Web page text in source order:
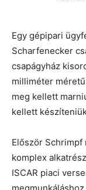
Egy gépipari
Scharfenecker
csapágyház
milliméter
meg kellett
kellett
Először Schrimpf
komplex
ISCAR piaci